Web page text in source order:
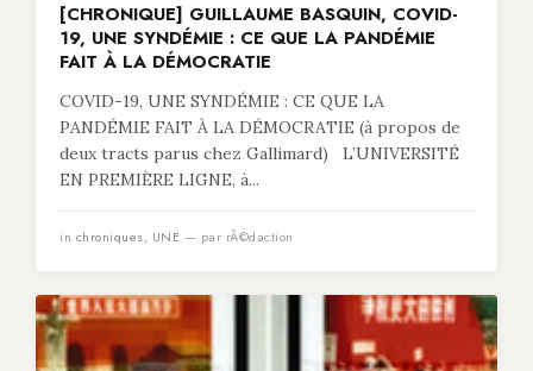
[CHRONIQUE] GUILLAUME BASQUIN, COVID-
19, UNE SYNDÉMIE : CE QUE LA PANDÉMIE
FAIT À LA DÉMOCRATIE
COVID-19, UNE SYNDÉMIE : CE QUE LA
PANDÉMIE FAIT À LA DÉMOCRATIE (à propos de
deux tracts parus chez Gallimard) L’UNIVERSITÉ
EN PREMIÈRE LIGNE, à...
in chroniques, UNE — par rÃ©daction